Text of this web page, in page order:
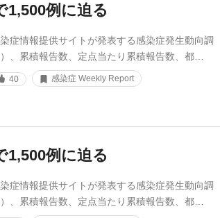
1,500例に迫る
症情報提供サイトが発表する感染症発生動向調
、累積報告数、定点当たり累積報告数、都…
40 感染症 Weekly Report
1,500例に迫る
症情報提供サイトが発表する感染症発生動向調
、累積報告数、定点当たり累積報告数、都…